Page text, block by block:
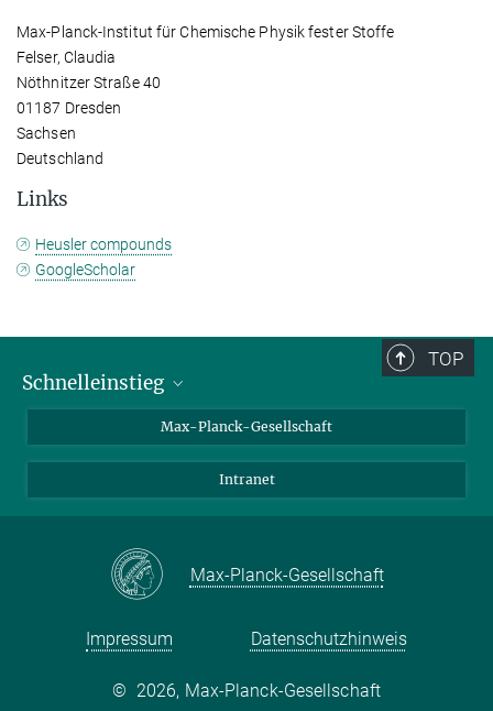
Max-Planck-Institut für Chemische Physik fester Stoffe
Felser, Claudia
Nöthnitzer Straße 40
01187 Dresden
Sachsen
Deutschland
Links
Heusler compounds
GoogleScholar
TOP
Schnelleinstieg
Ansprechpartner*innen
Presse- und Öffentlichkeitsarbeit
Max-Planck-Gesellschaft
Intranet
Max-Planck-Gesellschaft
Impressum Datenschutzhinweis
© 2026, Max-Planck-Gesellschaft